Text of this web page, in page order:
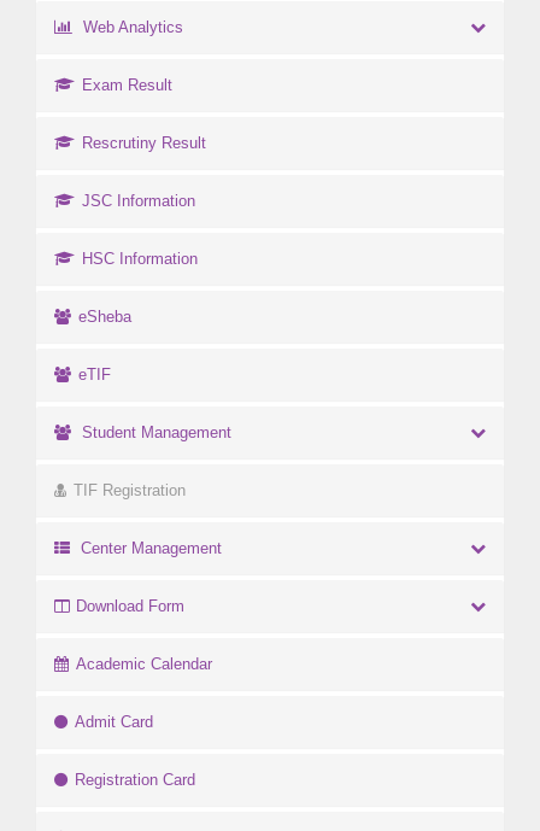
Web Analytics
Exam Result
Rescrutiny Result
JSC Information
HSC Information
eSheba
eTIF
Student Management
TIF Registration
Center Management
Download Form
Academic Calendar
Admit Card
Registration Card